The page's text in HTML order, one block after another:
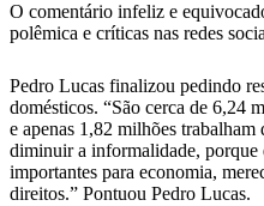
O comentário infeliz e
polêmica e críticas nas redes
Pedro Lucas finalizou pedindo
domésticos. “São cerca de 6,24
e apenas 1,82 milhões trabalham
diminuir a informalidade, porque
importantes para economia,
direitos.” Pontuou Pedro Lucas.